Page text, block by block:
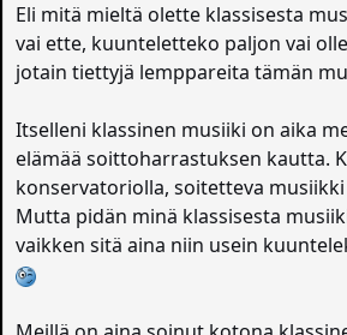
Eli mitä mieltä olette klassisesta
vai ette, kuunteletteko paljon vai
jotain tiettyjä lemppareita tämän
Itselleni klassinen musiiki on aika
elämää soittoharrastuksen kautta.
konservatoriolla, soitetteva
Mutta pidän minä klassisesta
vaikken sitä aina niin usein